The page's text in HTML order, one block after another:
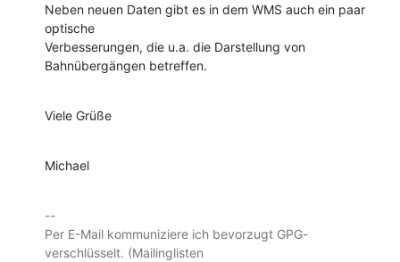
Neben neuen Daten gibt es in dem WMS auch ein paar
optische
Verbesserungen, die u.a. die Darstellung von
Bahnübergängen betreffen.
Viele Grüße
Michael
--
Per E-Mail kommuniziere ich bevorzugt GPG-
verschlüsselt. (Mailinglisten